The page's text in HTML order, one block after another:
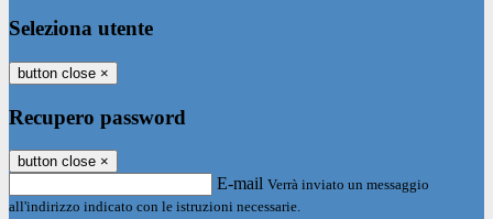
Seleziona utente
button close ×
Recupero password
button close ×
E-mail Verrà inviato un messaggio
all'indirizzo indicato con le istruzioni necessarie.